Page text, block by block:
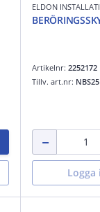
ELDON
Artikelnr: 2252172
Tillv. art.nr: NBS25